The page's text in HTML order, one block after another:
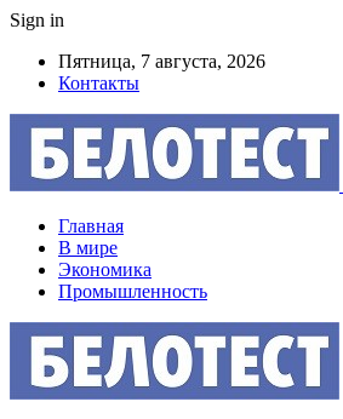
Sign in
Пятница, 7 августа, 2026
Контакты
Главная
В мире
Экономика
Промышленность